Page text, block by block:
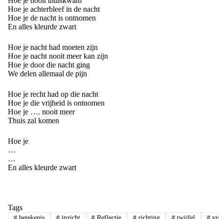
Hoe je achterbleef in de nacht
Hoe je de nacht is ontnomen
En alles kleurde zwart
Hoe je nacht had moeten zijn
Hoe je nacht nooit meer kan zijn
Hoe je door die nacht ging
We delen allemaal de pijn
Hoe je recht had op die nacht
Hoe je die vrijheid is ontnomen
Hoe je …. nooit meer
Thuis zal komen
Hoe je
…
…
En alles kleurde zwart
Tags